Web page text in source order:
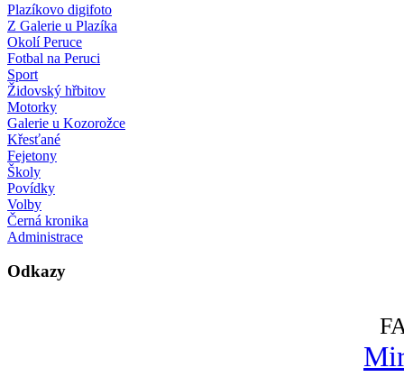
Plazíkovo digifoto
Z Galerie u Plazíka
Okolí Peruce
Fotbal na Peruci
Sport
Židovský hřbitov
Motorky
Galerie u Kozorožce
Křesťané
Fejetony
Školy
Povídky
Volby
Černá kronika
Administrace
Odkazy